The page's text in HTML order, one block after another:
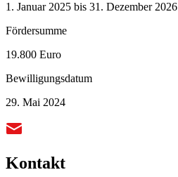
1. Januar 2025 bis 31. Dezember 2026
Fördersumme
19.800 Euro
Bewilligungsdatum
29. Mai 2024
Kontakt